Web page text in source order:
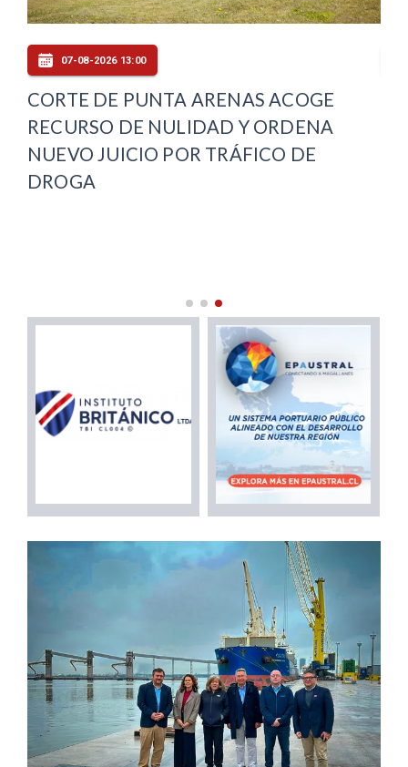
07-08-2026 13:00
CORTE DE PUNTA ARENAS ACOGE
RECURSO DE NULIDAD Y ORDENA
NUEVO JUICIO POR TRÁFICO DE
DROGA